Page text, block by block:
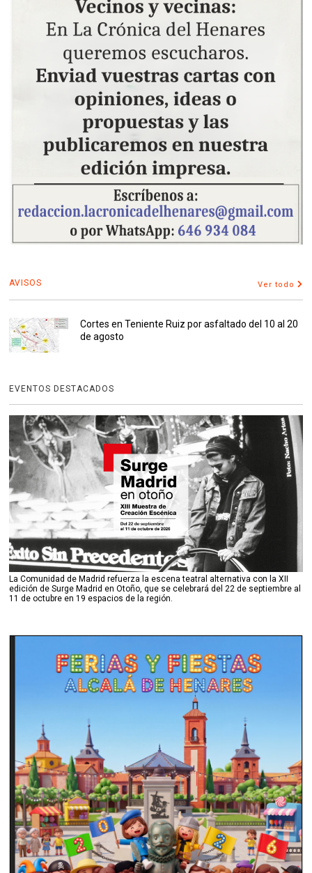
AVISOS Ver todo
Cortes en Teniente Ruiz por asfaltado del 10 al 20
de agosto
EVENTOS DESTACADOS
La Comunidad de Madrid refuerza la escena teatral alternativa con la XII
edición de Surge Madrid en Otoño, que se celebrará del 22 de septiembre al
11 de octubre en 19 espacios de la región.